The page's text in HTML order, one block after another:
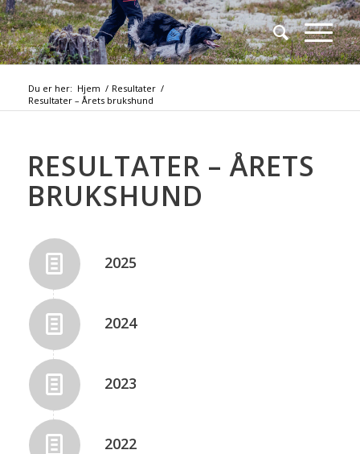
Du er her: Hjem / Resultater /
Resultater – Årets brukshund
RESULTATER – ÅRETS
BRUKSHUND
2025
2024
2023
2022